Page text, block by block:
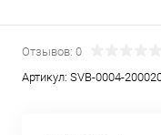
Отзывов: 0
Артикул: SVB-0004-